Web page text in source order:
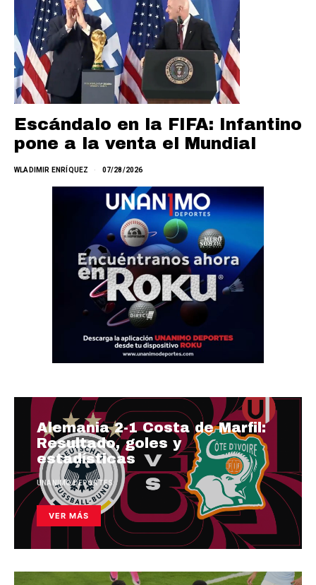
Escándalo en la FIFA: Infantino
pone a la venta el Mundial
WLADIMIR ENRÍQUEZ 07/28/2026
Alemania 2-1 Costa de Marfil:
Resultado, goles y
estadísticas
UNANIMO DEPORTES
VER MÁS